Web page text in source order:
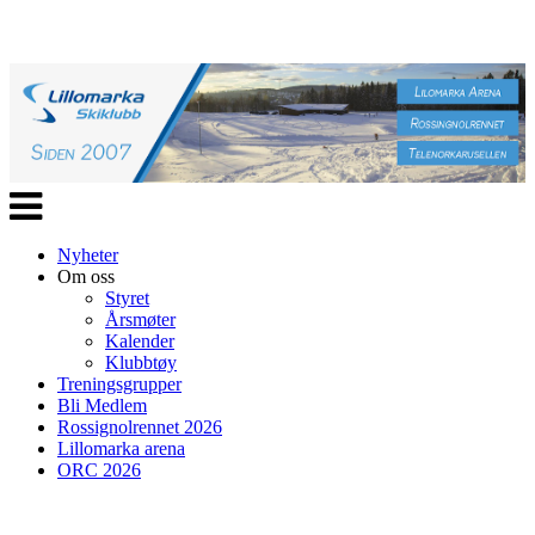
Veksle
navigasjon
Nyheter
Om oss
Styret
Årsmøter
Kalender
Klubbtøy
Treningsgrupper
Bli Medlem
Rossignolrennet 2026
Lillomarka arena
ORC 2026